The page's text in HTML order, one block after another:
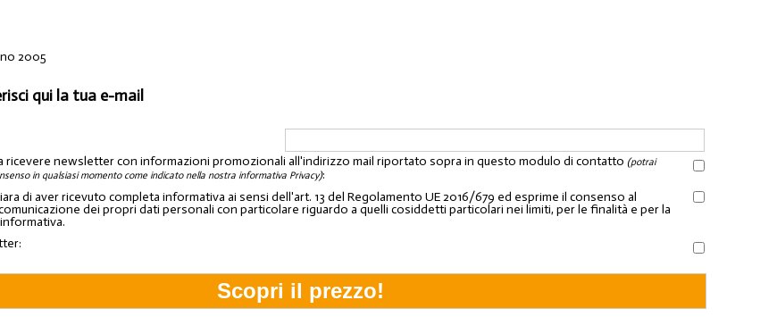
2005
qui la tua e-mail
ricevere newsletter con informazioni promozionali all'indirizzo mail riportato sopra in questo modulo di contatto (potrai
in qualsiasi momento come indicato nella nostra informativa Privacy):
di aver ricevuto completa informativa ai sensi dell'art. 13 del Regolamento UE 2016/679 ed esprime il consenso al
dei propri dati personali con particolare riguardo a quelli cosiddetti particolari nei limiti, per le finalità e per la